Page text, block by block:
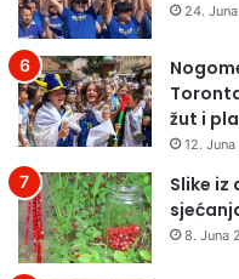
24.
žut i
12.
Slike iz
8. Juna